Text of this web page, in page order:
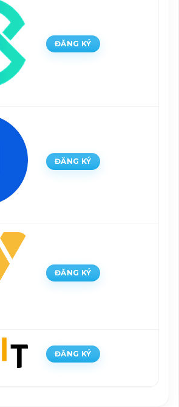
ĐĂNG KÝ
ĐĂNG KÝ
ĐĂNG KÝ
ĐĂNG KÝ